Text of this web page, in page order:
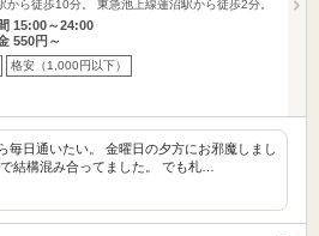
から徒歩10分。 東急池上線蓮沼駅から徒歩2分。
15:00～24:00
550円～
格安（1,000円以下）
毎日通いたい。 金曜日の夕方にお邪魔しまし
結構混み合ってました。 でも札…